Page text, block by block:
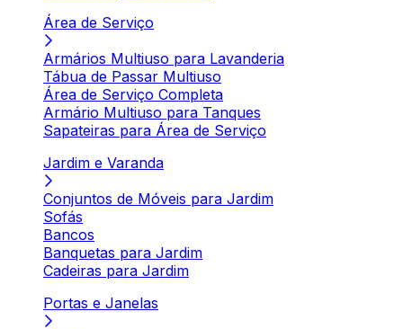
Área de Serviço
Armários Multiuso para Lavanderia
Tábua de Passar Multiuso
Área de Serviço Completa
Armário Multiuso para Tanques
Sapateiras para Área de Serviço
Jardim e Varanda
Conjuntos de Móveis para Jardim
Sofás
Bancos
Banquetas para Jardim
Cadeiras para Jardim
Portas e Janelas